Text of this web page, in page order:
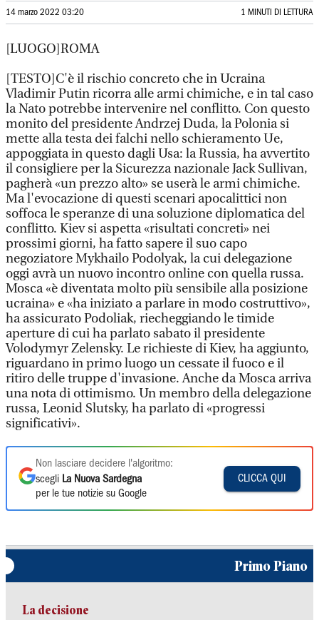
14 marzo 2022 03:20 1 MINUTI DI LETTURA
[LUOGO]ROMA
[TESTO]C'è il rischio concreto che in Ucraina
Vladimir Putin ricorra alle armi chimiche, e in tal caso
la Nato potrebbe intervenire nel conflitto. Con questo
monito del presidente Andrzej Duda, la Polonia si
mette alla testa dei falchi nello schieramento Ue,
appoggiata in questo dagli Usa: la Russia, ha avvertito
il consigliere per la Sicurezza nazionale Jack Sullivan,
pagherà «un prezzo alto» se userà le armi chimiche.
Ma l'evocazione di questi scenari apocalittici non
soffoca le speranze di una soluzione diplomatica del
conflitto. Kiev si aspetta «risultati concreti» nei
prossimi giorni, ha fatto sapere il suo capo
negoziatore Mykhailo Podolyak, la cui delegazione
oggi avrà un nuovo incontro online con quella russa.
Mosca «è diventata molto più sensibile alla posizione
ucraina» e «ha iniziato a parlare in modo costruttivo»,
ha assicurato Podoliak, riecheggiando le timide
aperture di cui ha parlato sabato il presidente
Volodymyr Zelensky. Le richieste di Kiev, ha aggiunto,
riguardano in primo luogo un cessate il fuoco e il
ritiro delle truppe d'invasione. Anche da Mosca arriva
una nota di ottimismo. Un membro della delegazione
russa, Leonid Slutsky, ha parlato di «progressi
significativi».
Non lasciare decidere l'algoritmo:
scegli La Nuova Sardegna
per le tue notizie su Google
CLICCA QUI
Primo Piano
La decisione